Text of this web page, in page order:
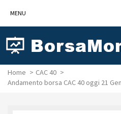
MENU
Home
CAC 40
Andamento borsa CAC 40 oggi 21